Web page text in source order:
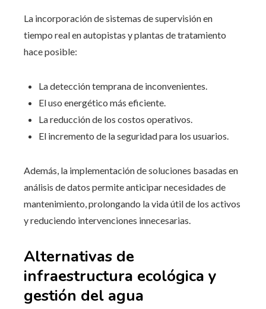
La incorporación de sistemas de supervisión en
tiempo real en autopistas y plantas de tratamiento
hace posible:
La detección temprana de inconvenientes.
El uso energético más eficiente.
La reducción de los costos operativos.
El incremento de la seguridad para los usuarios.
Además, la implementación de soluciones basadas en
análisis de datos permite anticipar necesidades de
mantenimiento, prolongando la vida útil de los activos
y reduciendo intervenciones innecesarias.
Alternativas de
infraestructura ecológica y
gestión del agua